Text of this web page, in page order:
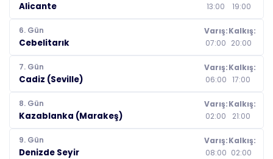
Alicante
13:00
19:00
6. Gün
Cebelitarık
Varış:
07:00
Kalkış:
20:00
7. Gün
Cadiz (Seville)
Varış:
06:00
Kalkış:
17:00
8. Gün
Kazablanka (Marakeş)
Varış:
02:00
Kalkış:
21:00
9. Gün
Denizde Seyir
Varış:
08:00
Kalkış:
02:00